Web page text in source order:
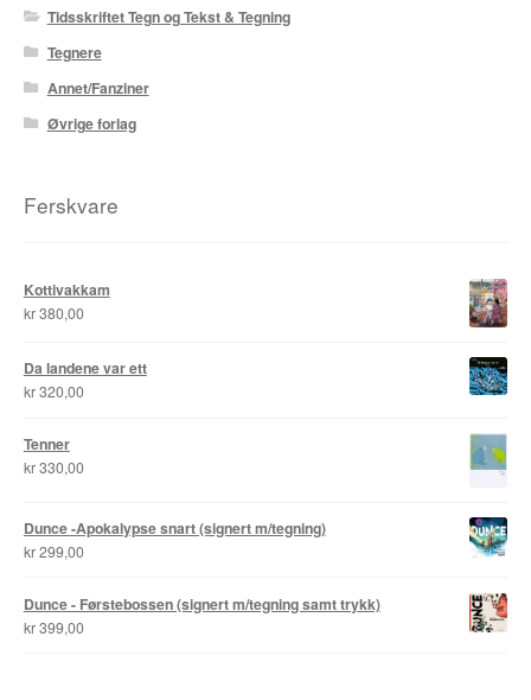
Tidsskriftet Tegn og Tekst & Tegning
Tegnere
Annet/Fanziner
Øvrige forlag
Ferskvare
Kottivakkam
kr380,00
Da landene var ett
kr320,00
Tenner
kr330,00
Dunce -Apokalypse snart (signert m/tegning)
kr299,00
Dunce - Førstebossen (signert m/tegning samt trykk)
kr399,00